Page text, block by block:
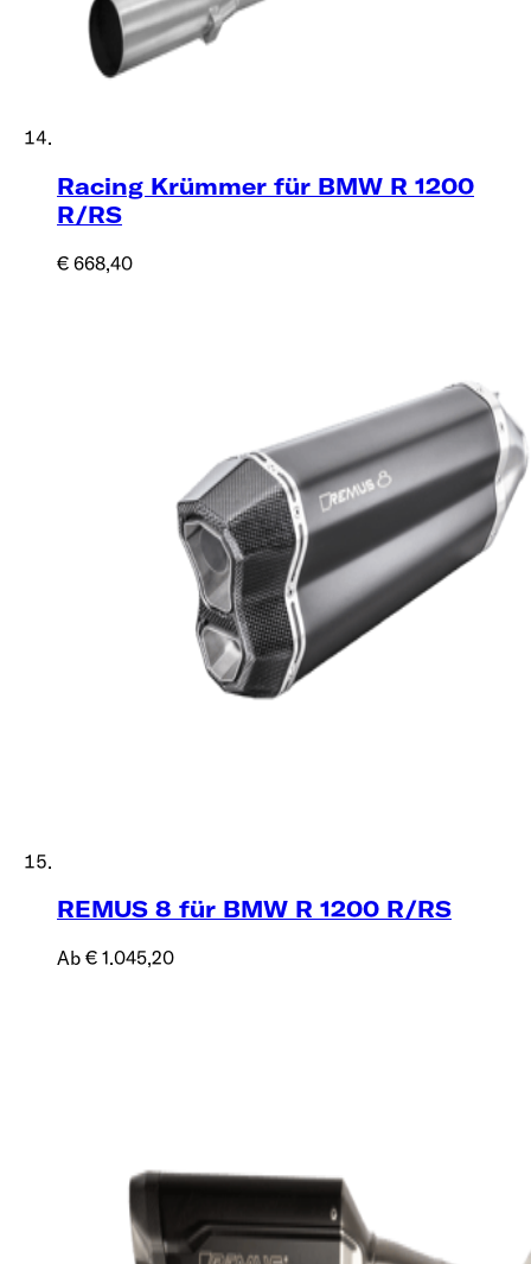
Racing Krümmer für BMW R 1200
R/RS
€ 668,40
REMUS 8 für BMW R 1200 R/RS
Ab € 1.045,20